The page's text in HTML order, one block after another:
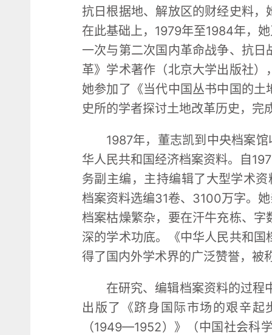
抗日根据地、解放区的财经史料
在此基础上，1979年至1984年，
一次与第二次国内革命战争、抗
革》学术著作（北京大学出版社
她参加了《当代中国丛书中国的
史所的学者探讨土地改革历史，完
1987年，董志凯到中央档案
华人民共和国经济档案资料。自
务副主编，主持编辑了大型学术
档案资料选编31卷、3100万字。
档案枯燥繁杂，要在汗牛充栋、
深的学术功底。《中华人民共和
得了国内外学术界的广泛赞誉，被
在研究、编辑档案资料的过程
出版了《跻身国际市场的艰辛
（1949—1952）》（中国社会科